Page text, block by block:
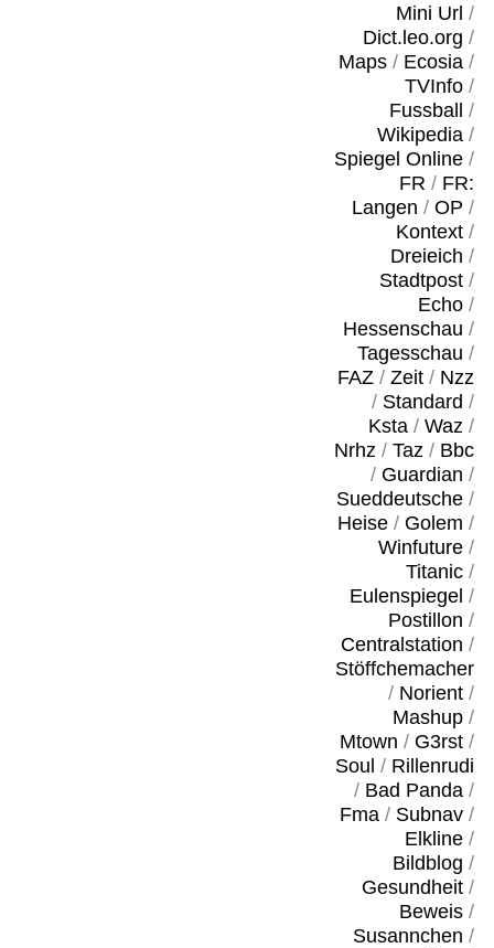
Mini Url /
Dict.leo.org /
Maps/ Ecosia/
TVInfo/
Fussball
/
Wikipedia/
Spiegel Online/
FR / FR:
Langen / OP /
Kontext/
Dreieich /
Stadtpost/
Echo/
Hessenschau /
Tagesschau /
FAZ/ Zeit/ Nzz
/ Standard /
Ksta/ Waz/
Nrhz/ Taz/ Bbc
/ Guardian /
Sueddeutsche/
Heise/ Golem /
Winfuture/
Titanic/
Eulenspiegel /
Postillon /
Centralstation /
Stöffchemacher
/ Norient/
Mashup/
Mtown / G3rst/
Soul / Rillenrudi
/ Bad Panda/
Fma/ Subnav/
Elkline/
Bildblog /
Gesundheit/
Beweis/
Susannchen /